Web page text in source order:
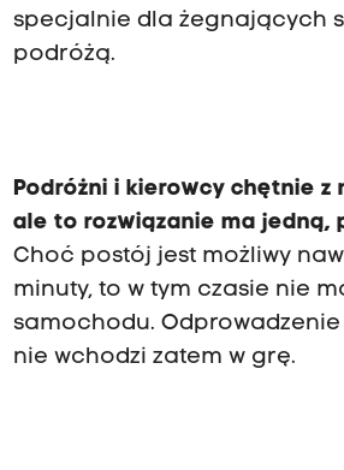
specjalnie dla żegnających
podróżą.
Podróżni i kierowcy chętnie z
ale to rozwiązanie ma jedną,
Choć postój jest możliwy
minuty, to w tym czasie nie
samochodu.
nie wchodzi zatem w grę.